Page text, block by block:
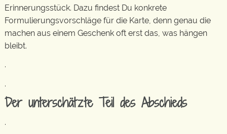
Erinnerungsstück. Dazu findest Du konkrete
Formulierungsvorschläge für die Karte, denn genau die
machen aus einem Geschenk oft erst das, was hängen
bleibt.
.
.
Der unterschätzte Teil des Abschieds
.